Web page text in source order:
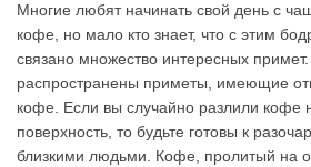
Многие любят начинать свой день с
кофе, но мало кто знает, что с этим
связано множество интересных
распространены приметы, имеющие
кофе. Если вы случайно разлили кофе
поверхность, то будьте готовы к
близкими людьми. Кофе, пролитый на